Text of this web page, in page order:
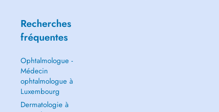
Recherches
fréquentes
Ophtalmologue -
Médecin
ophtalmologue à
Luxembourg
Dermatologie à